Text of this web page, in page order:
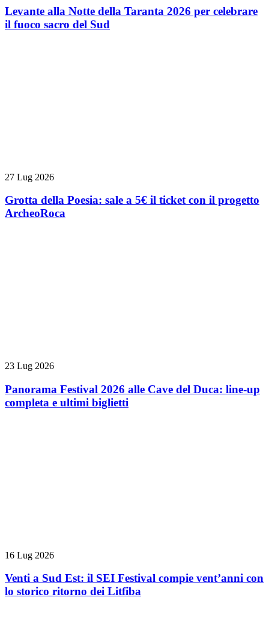
Levante alla Notte della Taranta 2026 per celebrare
il fuoco sacro del Sud
27 Lug 2026
Grotta della Poesia: sale a 5€ il ticket con il progetto
ArcheoRoca
23 Lug 2026
Panorama Festival 2026 alle Cave del Duca: line-up
completa e ultimi biglietti
16 Lug 2026
Venti a Sud Est: il SEI Festival compie vent’anni con
lo storico ritorno dei Litfiba